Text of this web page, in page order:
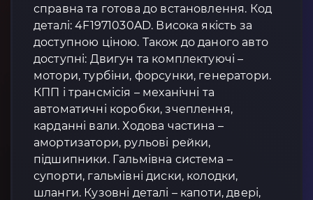
справна та готова до встановлення. Код
деталі: 4F1971030AD. Висока якість за
доступною ціною. Також до даного авто
доступні: Двигун та комплектуючі –
мотори, турбіни, форсунки, генератори.
КПП і трансмісія – механічні та
автоматичні коробки, зчеплення,
карданні вали. Ходова частина –
амортизатори, рульові рейки,
підшипники. Гальмівна система –
супорти, гальмівні диски, колодки,
шланги. Кузовні деталі – капоти, двері,